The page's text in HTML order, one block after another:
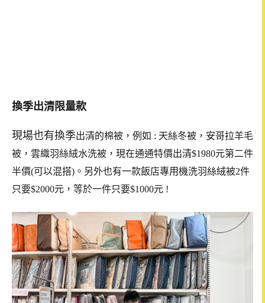
換季出清限量款
現場也有換季出清的棉被，例如 : 天絲冬被，安哥拉羊毛
被，雲織羽絲絨水洗被，現在通通特價出清$1980元第二件
半價(可以混搭)。另外也有一款飯店專用機洗羽絲絨被2件
只要$2000元，等於一件只要$1000元 !